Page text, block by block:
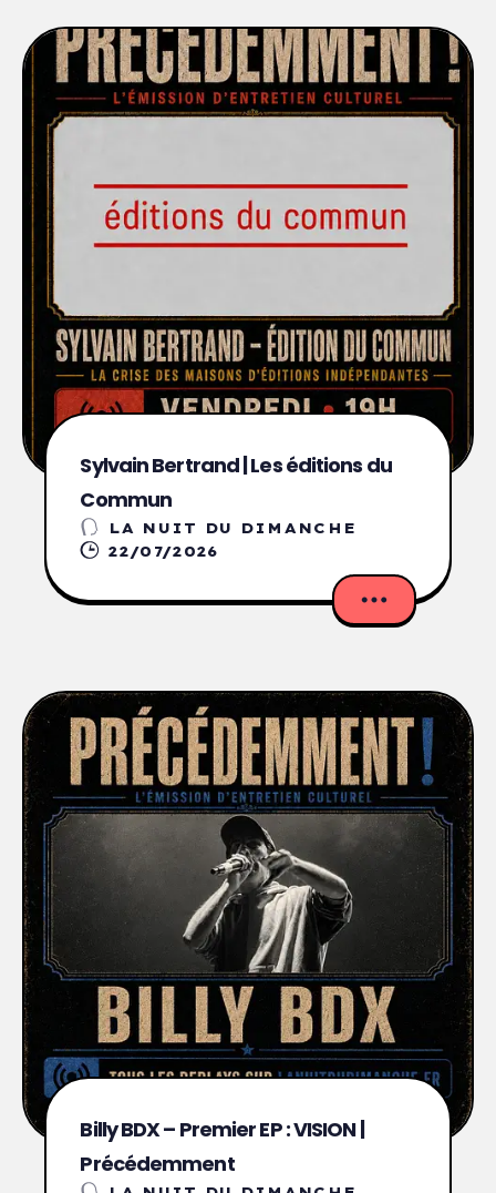
Sylvain Bertrand | Les éditions du
Commun
LA NUIT DU DIMANCHE
22/07/2026
Billy BDX – Premier EP : VISION |
Précédemment